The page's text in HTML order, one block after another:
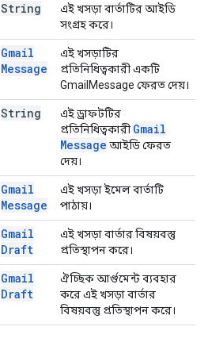
String
এই খসড়া বার্তাটির আইডি
সংগ্রহ করে।
Gmail
Message
এই খসড়াটির
প্রতিনিধিত্বকারী একটি
GmailMessage ফেরত দেয়।
String
এই ড্রাফটটির
প্রতিনিধিত্বকারী Gmail
Message আইডি ফেরত
দেয়।
Gmail
Message
এই খসড়া ইমেল বার্তাটি
পাঠায়।
Gmail
Draft
এই খসড়া বার্তার বিষয়বস্তু
প্রতিস্থাপন করে।
Gmail
Draft
ঐচ্ছিক আর্গুমেন্ট ব্যবহার
করে এই খসড়া বার্তার
বিষয়বস্তু প্রতিস্থাপন করে।